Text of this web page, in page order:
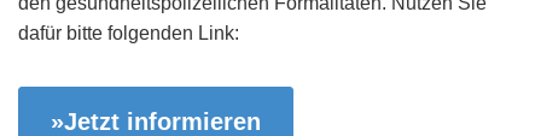
dafür bitte folgenden Link:
»Jetzt informieren